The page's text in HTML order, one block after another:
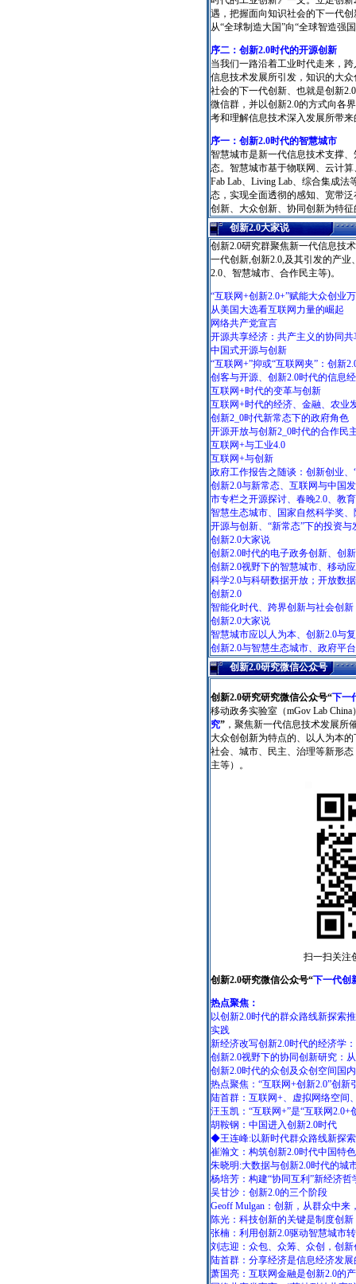
遇，把握面向知识社会的下一代
从“全球制造大国”向“全球智造强
序二：创新2.0时代的开源创新
当我们一路沿着工业时代走来，
信息技术发展所引发，知识的大
社会的下一代创新、也就是创新
微信群，并以创新2.0的方式向各
考和理解信息技术深入发展所带
序一：创新2.0时代的智慧城市
智慧城市是新一代信息技术支撑
态。智慧城市基于物联网、云计
Fab Lab、Living Lab、综合集成
态，实现全面透彻的感知、宽带
创新、大众创新、协同创新为特
创新2.0大家说
创新2.0研究群聚焦新一代信息技
一代创新,创新2.0,及其引发的产
2.0、智慧城市、合作民主等)。
“互联网+创新2.0+”赋能大众创业
从美国大选看互联网力量的崛起
网络共产党宣言
开源共享经济：共产主义的协同
中国式开源与创新
“互联网+”抑或“互联网夹”：创新
创客与开源、创新2.0时代的信息
互联网+时代的变革与创新
互联网+时代的经济、金融、农业
创新2_0时代新常态下的政府角色
开源开放与创新2_0时代的合作民
互联网+与工业4.0
互联网+与创新
政府工作报告之随谈：创新创业、
创新2.0与新常态、互联网与中国
市专栏之开源探讨、春晚2.0、教
智慧生态城市、国家自然科学奖
开源与创新、“新常态”下的投资
创新2.0大家说
创新2.0时代的电子政务创新、创
创新2.0视野下的智慧城市、移动
科学2.0与科研数据开放；开放数
创新2.0
智能化时代、跨界创新与社会创新
创新2.0大家说
智慧城市应以人为本、创新2.0与
创新2.0与智慧生态城市、政府平
创新2.0研究微信公众号
创新2.0研究研究微信公众号“下一
移动政务实验室（mGov Lab China
究” ，聚焦新一代信息技术发展所
大众创创新为特点的、以人为本
社会、城市、民主、治理等新形态
主等）。
扫一扫关注
创新2.0研究微信公众号“下一代创
热点聚焦：
以创新2.0时代的群众路线新探索
实践
新经济改写创新2.0时代的经济学
创新2.0视野下的协同创新研究：
创新2.0时代的众创及众创空间国
热点聚焦：“互联网+创新2.0”创新
陆首群：互联网+、虚拟网络空间
汪玉凯：“互联网+”是“互联网2.0+
胡鞍钢：中国进入创新2.0时代
◆王连峰:以新时代群众路线新探
崔瀚文：构筑创新2.0时代中国特
朱晓明:大数据与创新2.0时代的城
杨培芳：构建“协同互利”新经济
吴甘沙：创新2.0的三个阶段
Geoff Mulgan：创新，从群众中来
陈光：科技创新的关键是制度创新
张楠：利用创新2.0驱动智慧城市
刘志迎：众包、众筹、众创，创
陆首群：分享经济是信息经济发
萧国亮：互联网金融是创新2.0的